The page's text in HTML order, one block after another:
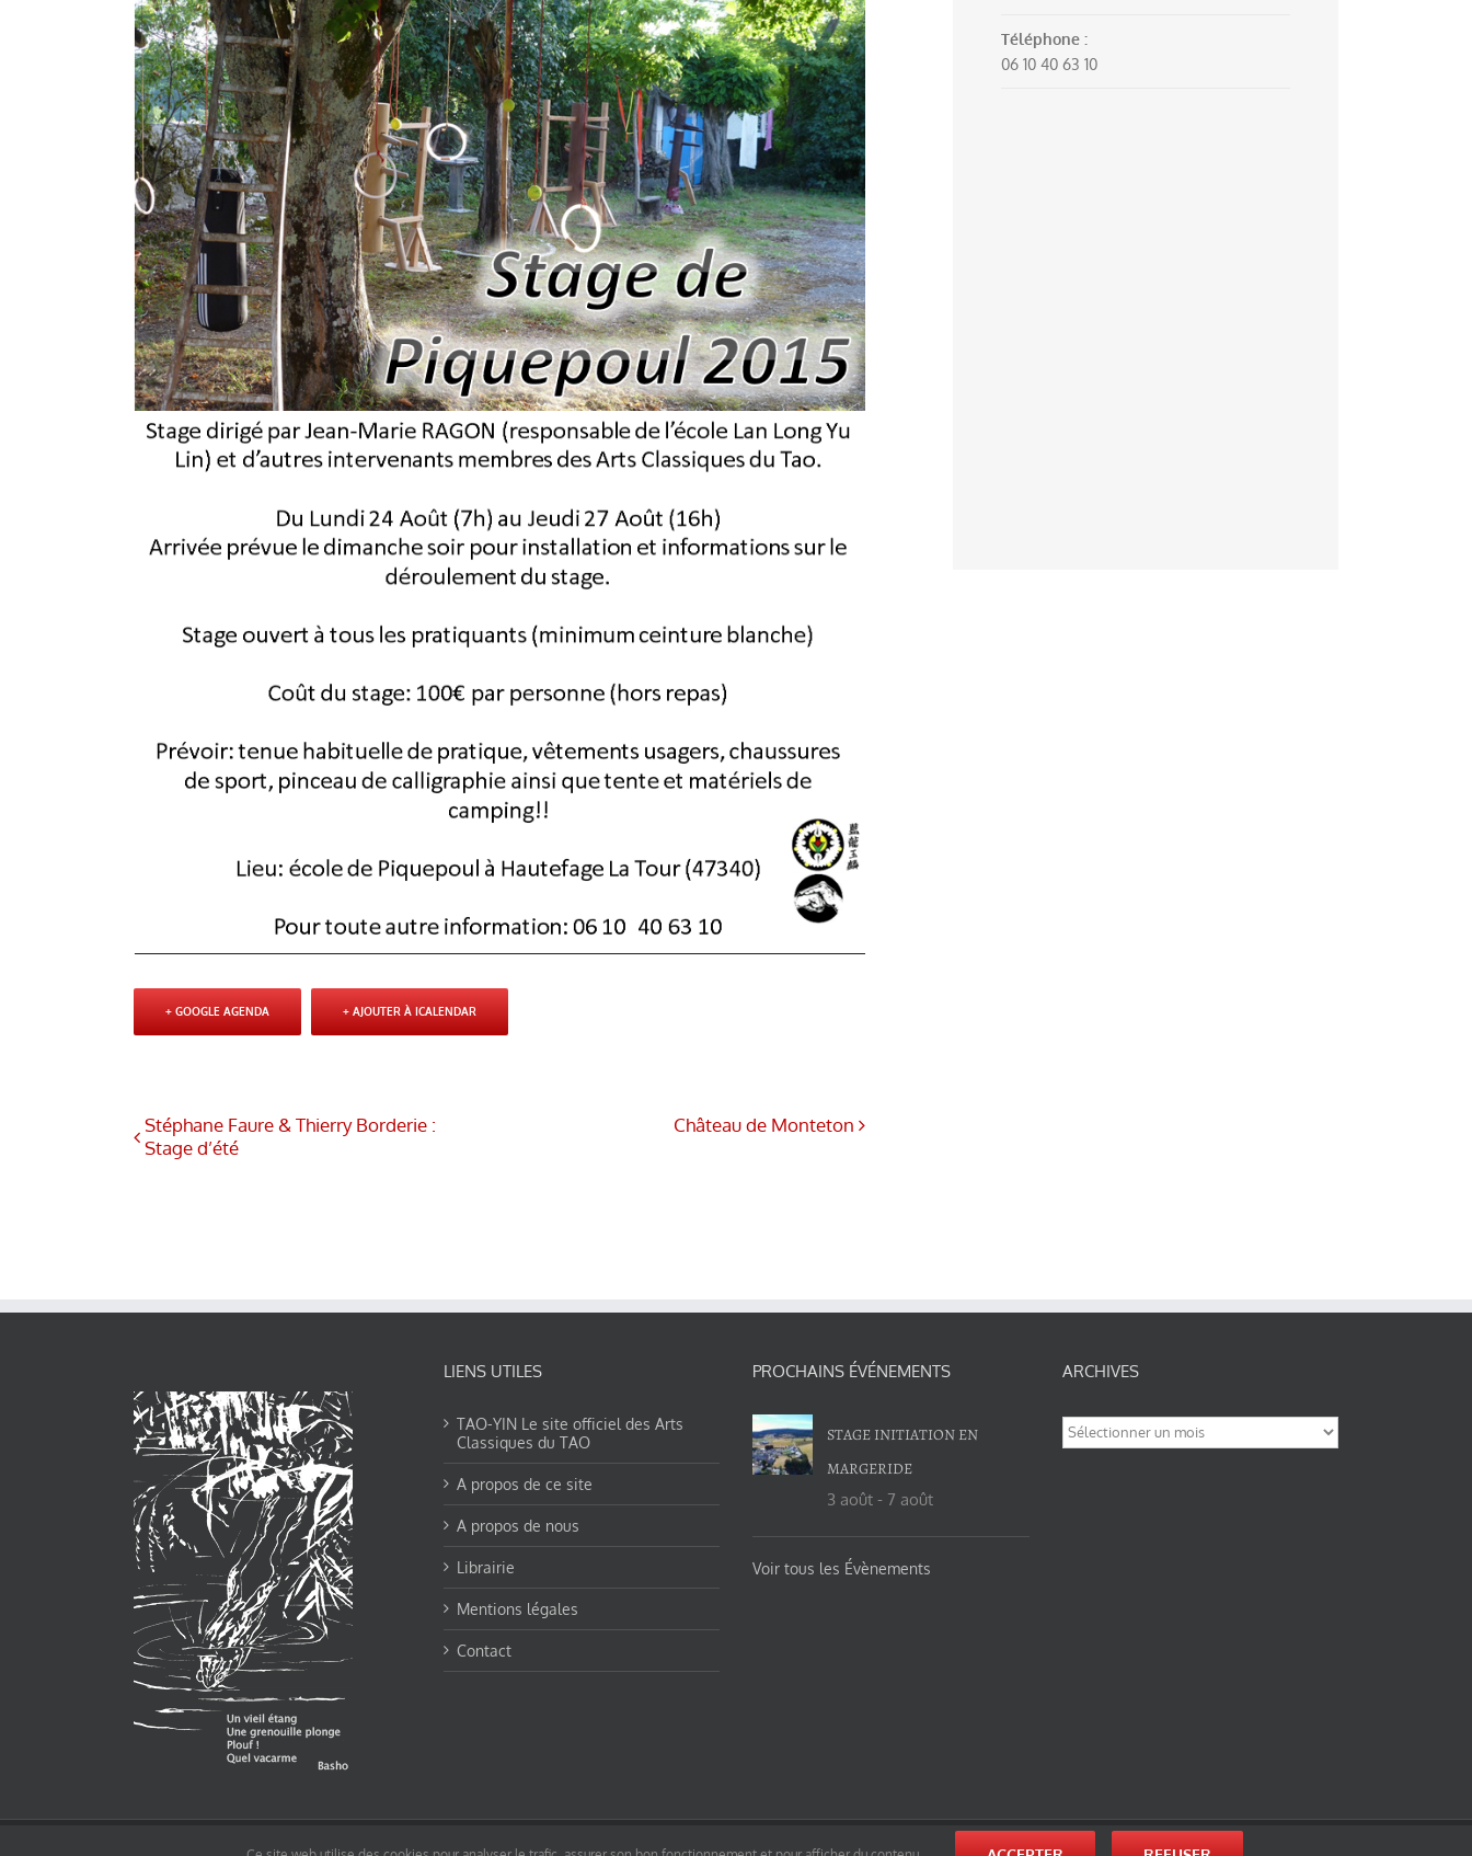
+ GOOGLE AGENDA + AJOUTER À ICALENDAR
Stéphane Faure & Thierry Borderie :
Stage d’été
Château de Monteton
Téléphone :
06 10 40 63 10
LIENS UTILES
TAO-YIN Le site officiel des Arts
Classiques du TAO
A propos de ce site
A propos de nous
Librairie
Mentions légales
Contact
PROCHAINS ÉVÉNEMENTS
STAGE INITIATION EN
MARGERIDE
3 août - 7 août
Voir tous les Évènements
ARCHIVES
Archives